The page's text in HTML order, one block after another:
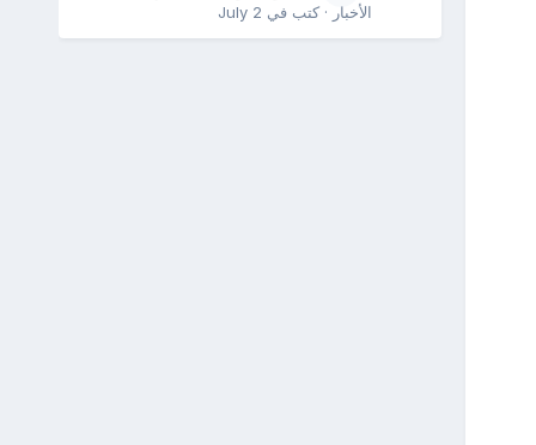
الأخبار · كتب في July 2